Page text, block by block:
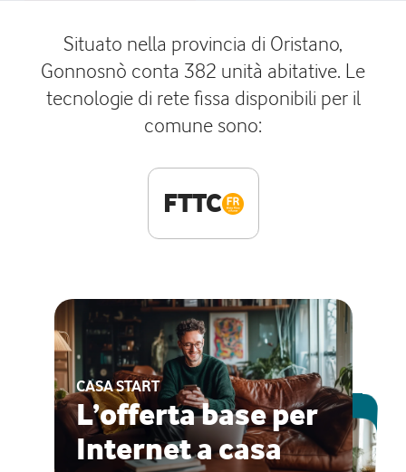
Situato nella provincia di Oristano,
Gonnosnò conta 382 unità abitative. Le
tecnologie di rete fissa disponibili per il
comune sono:
FTTC
CASA START
L’offerta base per
Internet a casa
ESCLUSIVA ONLINE